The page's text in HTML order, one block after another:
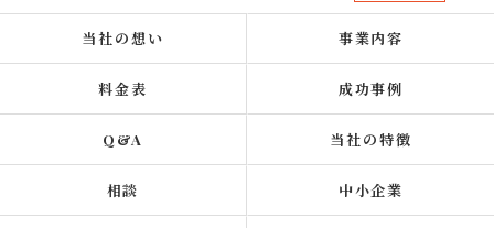
当社の想い 事業内容
料金表 成功事例
Q&A 当社の特徴
相談 中小企業